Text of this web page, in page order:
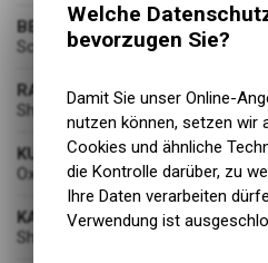
BEREIFUNG
Schwalbe Marathon E-Plus
RADSATZ
Shimano Deore XT FH-M8010 HB-
KURBELGARNITUR
Oxygen E-Scorpo
KASSETTE
Shimano Deore CS-M5100, 11fach
Welche
bevorzugen Sie?
Damit Sie unser Online-
nutzen können, setzen wir
Cookies und ähnliche
die Kontrolle darüber, zu
Ihre Daten verarbeiten
Verwendung ist